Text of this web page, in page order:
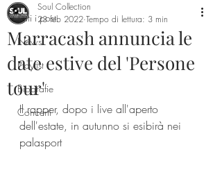
Tutti i post
News
Playlist
Biografie
Concerti
Marracash annuncia le
date estive del 'Persone
tour'
Soul Collection
23 feb 2022 Tempo di lettura: 3 min
Il rapper, dopo i live all'aperto
dell'estate, in autunno si esibirà nei
palasport